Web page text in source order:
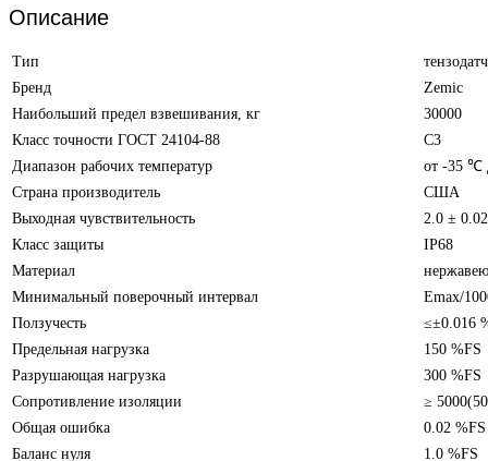
Описание
Тип
Бренд
Zemic
Наибольший предел взвешивания, кг
30000
Класс точности ГОСТ 24104-88
C3
Диапазон рабочих температур
от -35 ℃
Страна производитель
США
Выходная чувствительность
2.0 ±
Класс защиты
IP68
Материал
Минимальный поверочный интервал
Emax/
Ползучесть
≤±0.016
Предельная нагрузка
150 %FS
Разрушающая нагрузка
300 %FS
Сопротивление изоляции
≥
Общая ошибка
0.02 %FS
Баланс нуля
1.0 %FS